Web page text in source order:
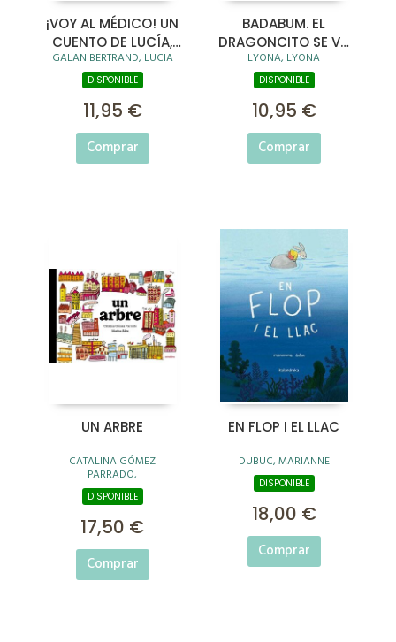
¡VOY AL MÉDICO! UN
CUENTO DE LUCÍA,
MI PEDIATRA
GALAN BERTRAND, LUCIA
DISPONIBLE
11,95 €
Comprar
BADABUM. EL
DRAGONCITO SE VA
A DORMIR
LYONA, LYONA
DISPONIBLE
10,95 €
Comprar
UN ARBRE
CATALINA GÓMEZ
PARRADO,
DISPONIBLE
17,50 €
Comprar
EN FLOP I EL LLAC
DUBUC, MARIANNE
DISPONIBLE
18,00 €
Comprar